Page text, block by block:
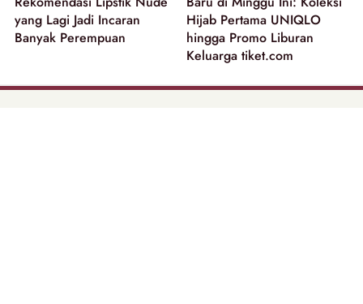
yang Lagi Jadi Incaran
Banyak Perempuan
Hijab Pertama UNIQLO
hingga Promo Liburan
Keluarga tiket.com